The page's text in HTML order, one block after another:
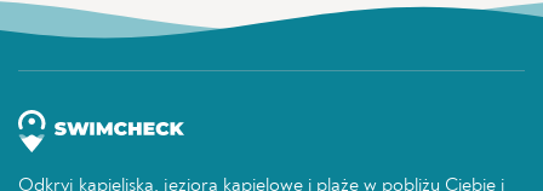
Odkryj kąpieliska, jeziora kąpielowe i plaże w pobliżu Ciebie i